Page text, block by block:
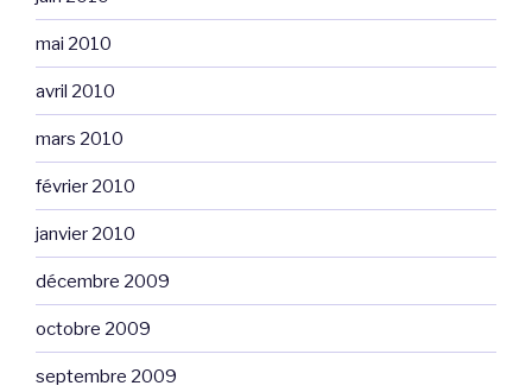
mai 2010
avril 2010
mars 2010
février 2010
janvier 2010
décembre 2009
octobre 2009
septembre 2009